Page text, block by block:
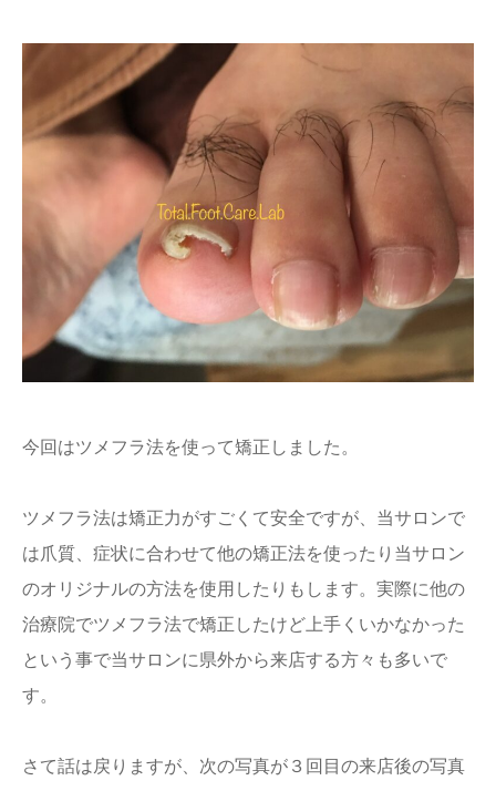
今回はツメフラ法を使って矯正しました。
ツメフラ法は矯正力がすごくて安全ですが、当サロンで
は爪質、症状に合わせて他の矯正法を使ったり当サロン
のオリジナルの方法を使用したりもします。実際に他の
治療院でツメフラ法で矯正したけど上手くいかなかった
という事で当サロンに県外から来店する方々も多いで
す。
さて話は戻りますが、次の写真が３回目の来店後の写真